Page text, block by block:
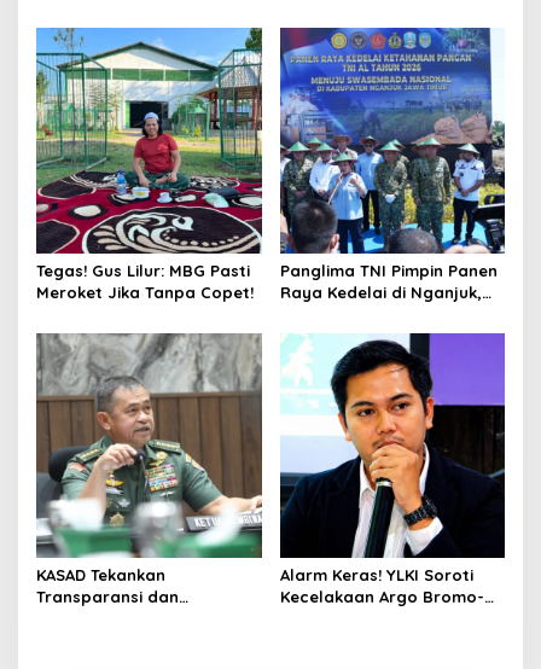
Kalah dari Industri
Tegas! Gus Lilur: MBG Pasti
Meroket Jika Tanpa Copet!
Panglima TNI Pimpin Panen
Raya Kedelai di Nganjuk,
Pangan Nasional
KASAD Tekankan
Transparansi dan
Alarm Keras! YLKI Soroti
Kecelakaan Argo Bromo-